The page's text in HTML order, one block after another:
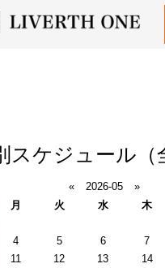
スケジュール（
« 2026-05 »
月 火 水 木
4 5 6 7
11 12 13 14